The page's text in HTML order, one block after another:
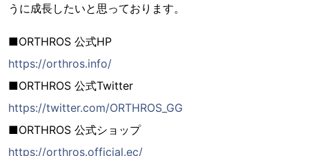
うに成長したいと思っております。
■ORTHROS 公式HP
https://orthros.info/
■ORTHROS 公式Twitter
https://twitter.com/ORTHROS_GG
■ORTHROS 公式ショップ
https://orthros.official.ec/